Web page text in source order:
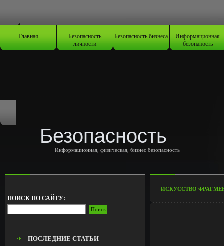
Главная Безопасность
личности
Безопасность бизнеса Информационная
безопаность
Безопасность
Информационная, физическая, бизнес безопасность
ПОИСК ПО САЙТУ:
ПОСЛЕДНИЕ СТАТЬИ
ИСКУССТВО